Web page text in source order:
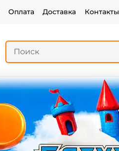
Оплата Доставка Контакты